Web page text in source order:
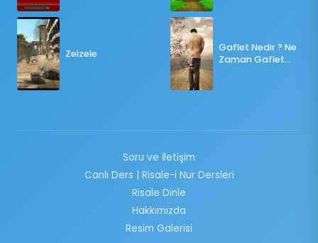
Zelzele
Gaflet Nedir ? Ne
Zaman Gaflet
Soru ve İletişim
Canlı Ders | Risale-i Nur Dersleri
Risale Dinle
Hakkımızda
Resim Galerisi